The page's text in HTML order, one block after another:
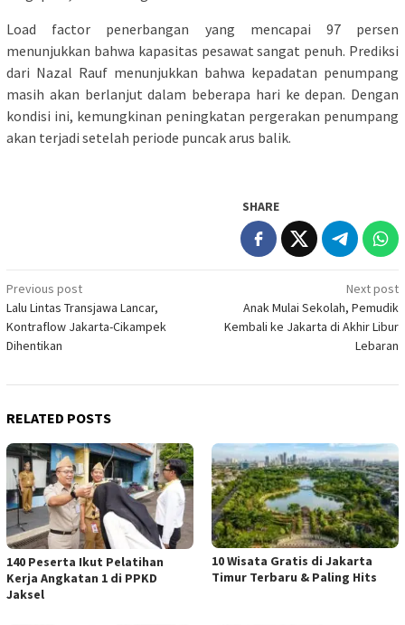
Load factor penerbangan yang mencapai 97 persen
menunjukkan bahwa kapasitas pesawat sangat penuh. Prediksi
dari Nazal Rauf menunjukkan bahwa kepadatan penumpang
masih akan berlanjut dalam beberapa hari ke depan. Dengan
kondisi ini, kemungkinan peningkatan pergerakan penumpang
akan terjadi setelah periode puncak arus balik.
SHARE
Post
navigation
Previous post
Lalu Lintas Transjawa Lancar,
Kontraflow Jakarta-Cikampek
Dihentikan
Next post
Anak Mulai Sekolah, Pemudik
Kembali ke Jakarta di Akhir Libur
Lebaran
RELATED POSTS
140 Peserta Ikut Pelatihan
Kerja Angkatan 1 di PPKD
Jaksel
10 Wisata Gratis di Jakarta
Timur Terbaru & Paling Hits